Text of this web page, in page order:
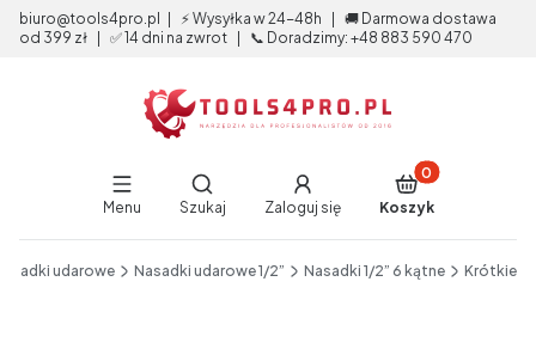
biuro@tools4pro.pl | ⚡ Wysyłka w 24-48h | 🚚 Darmowa dostawa
od 399 zł | ✅ 14 dni na zwrot | 📞 Doradzimy: +48 883 590 470
Menu
Otwórz wyszukiwarkę
Szukaj Zaloguj się
Produkty w
Koszyk
udarowe Nasadki udarowe 1/2” Nasadki 1/2” 6 kątne Krótkie